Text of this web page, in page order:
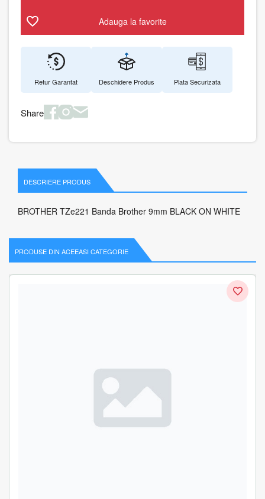
Adauga la favorite
Retur Garantat Deschidere Produs Plata Securizata
Share
DESCRIERE PRODUS
BROTHER TZe221 Banda Brother 9mm BLACK ON WHITE
PRODUSE DIN ACEEASI CATEGORIE